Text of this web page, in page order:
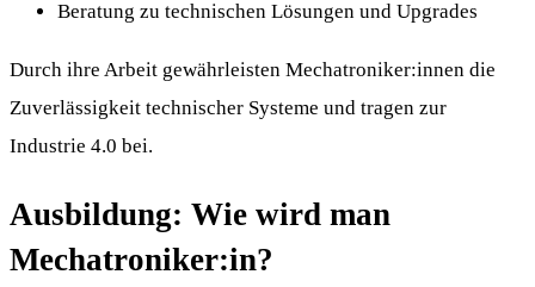
Beratung zu technischen Lösungen und Upgrades
Durch ihre Arbeit gewährleisten Mechatroniker:innen die
Zuverlässigkeit technischer Systeme und tragen zur
Industrie 4.0 bei.
Ausbildung: Wie wird man
Mechatroniker:in?